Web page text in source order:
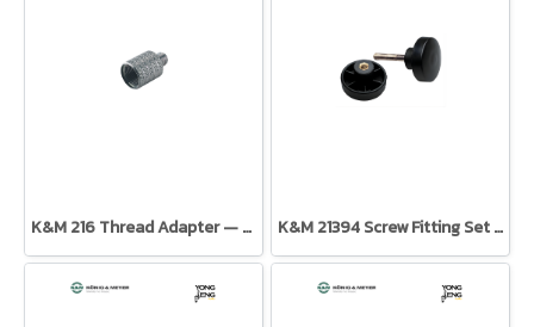
K&M 216 Thread Adapter — ตัวแปลงเกลียวสุดคลาสสิก K&M 21394 Screw Fitting Set (ชุดสกรูเชื่อมต่อ สีดำ)